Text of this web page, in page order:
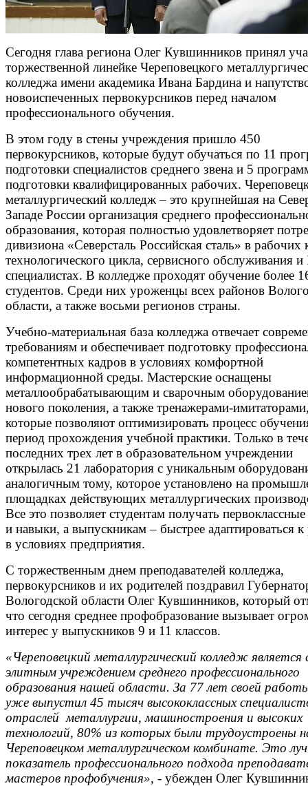
Сегодня глава региона Олег Кувшинников принял
торжественной линейке Череповецкого
колледжа имени академика Ивана Бардина и
новоиспеченных первокурсников перед началом
профессионального обучения.
В этом году в стены учреждения пришло 450
первокурсников, которые будут обучаться по 11
подготовки специалистов среднего звена и 5
подготовки квалифицированных рабочих.
металлургический колледж – это крупнейшая на
Западе России организация среднего
образования, которая полностью удовлетворяет
дивизиона «Северсталь Российская сталь» в рабочих
технологического цикла, сервисного обслуживания и
специалистах. В колледже проходят обучение более
студентов. Среди них уроженцы всех районов
области, а также восьми регионов страны.
Учебно-материальная база колледжа отвечает
требованиям и обеспечивает подготовку
компетентных кадров в условиях комфортной
информационной среды. Мастерские оснащены
металлообрабатывающим и сварочным
нового поколения, а также тренажерами-
которые позволяют оптимизировать процесс
период прохождения учебной практики. Только в
последних трех лет в образовательном учреждении
открылась 21 лаборатория с уникальным
аналогичным тому, которое установлено на
площадках действующих металлургических
Все это позволяет студентам получать
и навыки, а выпускникам – быстрее адаптироваться к
в условиях предприятия.
С торжественным днем преподавателей колледжа,
первокурсников и их родителей поздравил
Вологодской области Олег Кувшинников, который
что сегодня среднее профобразование вызывает
интерес у выпускников 9 и 11 классов.
«Череповецкий металлургический колледж
элитным учреждением среднего профессионального
образования нашей области. За 77 лет своей
уже выпустил 45 тысяч высококлассных
отраслей металлургии, машиностроения и высоких
технологий, 80% из которых были трудоустроены
Череповецком металлургическом комбинате. Это
показатель профессионального подхода
мастеров профобучения», - убежден Олег